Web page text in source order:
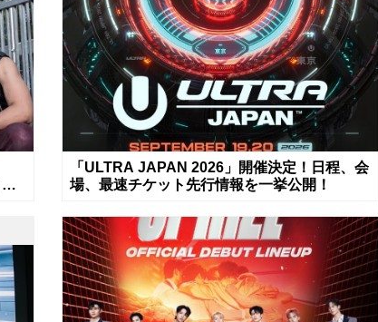
「ULTRA JAPAN 2026」開催決定！日程、会
場、最速チケット先行情報を一挙公開！